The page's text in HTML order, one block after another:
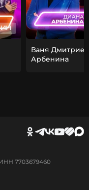
Ваня
Арбенина
7703679460